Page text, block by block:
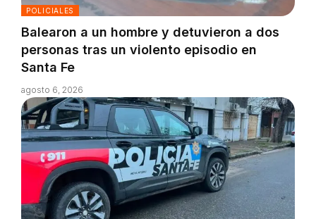
POLICIALES
Balearon a un hombre y detuvieron a dos
personas tras un violento episodio en
Santa Fe
agosto 6, 2026